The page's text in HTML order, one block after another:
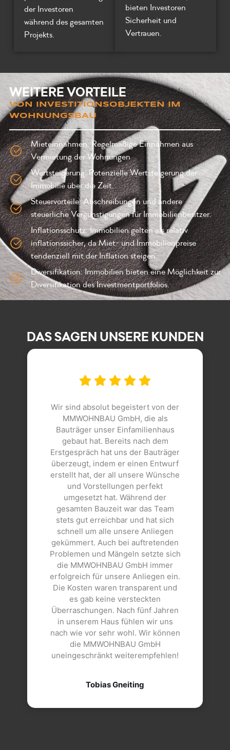
der Investoren
während des gesamten
Projekts.
bieten Investoren
Sicherheit und
Vertrauen.
WEITERE VORTEILE
VON INVESTITIONSOBJEKTEN IM
WOHNUNGSBAU
Mieteinnahmen: Regelmäßige Einnahmen aus
Vermietung der Wohnungen
Wertsteigerung: Potenzielle Wertsteigerung der
Immobilie über die Zeit.
Steuervorteile: Abschreibungen und andere
steuerliche Vergünstigungen für Immobilienbesitzer.
Inflationsschutz: Immobilien gelten als relativ
inflationssicher, da Miet- und Immobilienpreise
tendenziell mit der Inflation steigen.
Diversifikation: Immobilien bieten eine Möglichkeit zur
Diversifikation des Investmentportfolios.
DAS SAGEN UNSERE KUNDEN
Wir sind absolut begeistert von der
MMWOHNBAU GmbH, die als
Bauträger unser Einfamilienhaus
gebaut hat. Bereits nach dem
Erstgespräch hat uns der Bauträger
überzeugt, indem er einen Entwurf
erstellt hat, der all unsere Wünsche
und Vorstellungen perfekt
umgesetzt hat. Während der
gesamten Bauzeit war das Team
stets gut erreichbar und hat sich
schnell um alle unsere Anliegen
gekümmert. Auch bei auftretenden
Problemen und Mängeln setzte sich
die MMWOHNBAU GmbH immer
erfolgreich für unsere Anliegen ein.
Die Kosten waren transparent und
es gab keine versteckten
Überraschungen. Nach fünf Jahren
in unserem Haus fühlen wir uns
nach wie vor sehr wohl. Wir können
die MMWOHNBAU GmbH
uneingeschränkt weiterempfehlen!
Tobias Gneiting